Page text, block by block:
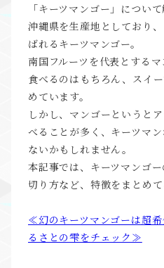
「キーツマンゴー」につい
沖縄県を生産地としており
ばれるキーツマンゴー。
南国フルーツを代表とする
食べるのはもちろん、スイ
めています。
しかし、マンゴーというと
べることが多く、キーツマ
ないかもしれません。
本記事では、キーツマンゴ
切り方など、特徴をまとめて
≪幻のキーツマンゴーは超
るさとの雫をチェック≫